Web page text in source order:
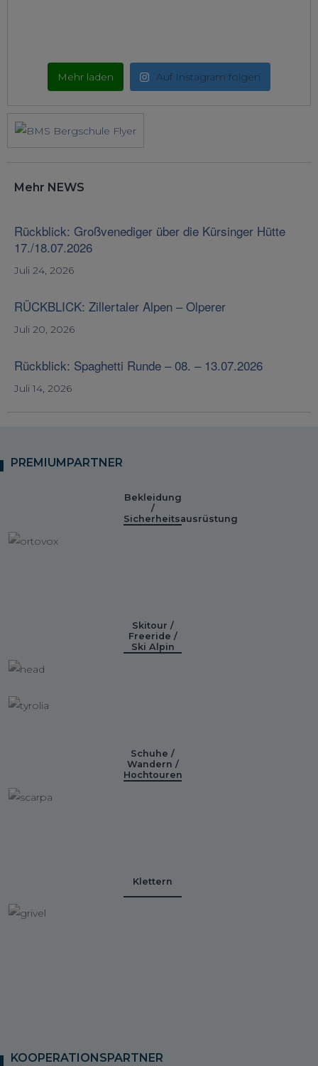
Mehr laden Auf Instagram folgen
Mehr NEWS
Rückblick: Großvenediger über die Kürsinger Hütte
17./18.07.2026
Juli 24, 2026
RÜCKBLICK: Zillertaler Alpen – Olperer
Juli 20, 2026
Rückblick: Spaghetti Runde – 08. – 13.07.2026
Juli 14, 2026
PREMIUMPARTNER
Bekleidung
/
Sicherheitsausrüstung
Skitour /
Freeride /
Ski Alpin
Schuhe /
Wandern /
Hochtouren
Klettern
KOOPERATIONSPARTNER